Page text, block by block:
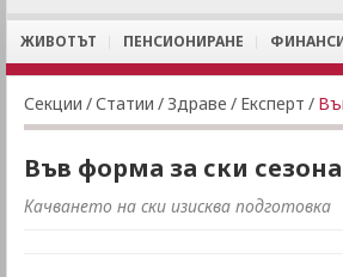
ЖИВОТЪТ ПЕНСИОНИРАНЕ
Секции /Статии / Здраве / Експерт /
Във форма за ски сезона
Качването на ски изисква подготовка